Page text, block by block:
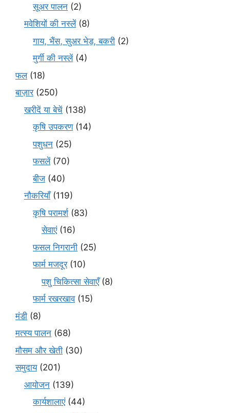
सूअर पालन (2)
मवेशियों की नस्लें(8)
गाय, भैंस, सुअर भेड़, बकरी (2)
मुर्गी की नस्लें(4)
फल(18)
बाज़ार(250)
खरीदें या बेचें (138)
कृषि उपकरण(14)
पशुधन (25)
फसलें(70)
बीज (40)
नौकरियाँ(119)
कृषि परामर्श(83)
सेवाएं(16)
फसल निगरानी (25)
फार्म मजदूर(10)
पशु चिकित्सा सेवाएँ(8)
फार्म रखरखाव(15)
मंडी (8)
मत्स्य पालन (68)
मौसम और खेती (30)
समुदाय(201)
आयोजन (139)
कार्यशालाएं(44)